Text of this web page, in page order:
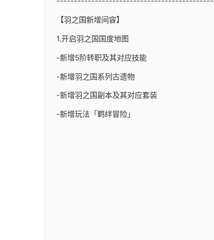
【羽之国新增间容】
1.开启羽之国国度地图
-新增5阶转职及其对应技能
-新增羽之国系列古遗物
-新增羽之国副本及其对应套装
-新增玩法「羁绊冒险」